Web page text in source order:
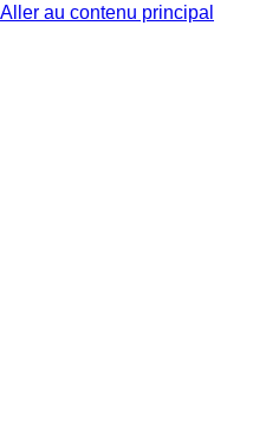
Aller au contenu principal